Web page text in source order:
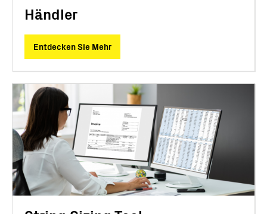
Händler
Entdecken Sie Mehr